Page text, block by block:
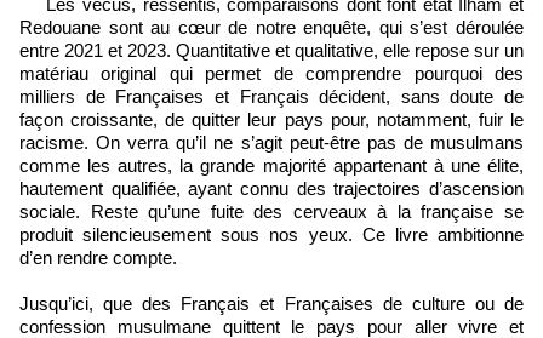
Les vécus, ressentis, comparaisons dont font état Ilham et
Redouane sont au cœur de notre enquête, qui s’est déroulée
entre 2021 et 2023. Quantitative et qualitative, elle repose sur un
matériau original qui permet de comprendre pourquoi des
milliers de Françaises et Français décident, sans doute de
façon croissante, de quitter leur pays pour, notamment, fuir le
racisme. On verra qu’il ne s’agit peut‑être pas de musulmans
comme les autres, la grande majorité appartenant à une élite,
hautement qualifiée, ayant connu des trajectoires d’ascension
sociale. Reste qu’une fuite des cerveaux à la française se
produit silencieusement sous nos yeux. Ce livre ambitionne
d’en rendre compte.
Jusqu’ici, que des Français et Françaises de culture ou de
confession musulmane quittent le pays pour aller vivre et